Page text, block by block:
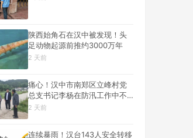
陕西始角石在汉中被发现！头
足动物起源前推约3000万年
2 天前
痛心！汉中市南郑区立峰村党
总支书记李杨在防汛工作中不
幸遇难
2 天前
连续暴雨！汉台143人安全转移